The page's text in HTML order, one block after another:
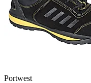
Portwest